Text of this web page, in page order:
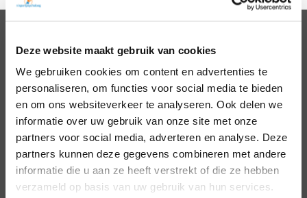
Deze website maakt gebruik van cookies
We gebruiken cookies om content en advertenties te
personaliseren, om functies voor social media te bieden
en om ons websiteverkeer te analyseren. Ook delen we
informatie over uw gebruik van onze site met onze
partners voor social media, adverteren en analyse. Deze
partners kunnen deze gegevens combineren met andere
informatie die u aan ze heeft verstrekt of die ze hebben
verzameld op basis van uw gebruik van hun services.
PSYCHOLOGEN
Noord Holland
Zuid Holland
Noord Brabant
Gelderland
Utrecht
Overijssel
Zeeland
Amsterdam
Almere
Hillegom
Den Bosch
Eindhoven
Den Haag
Leiden
Middelburg
Nijmegen
Roosendaal
Rotterdam